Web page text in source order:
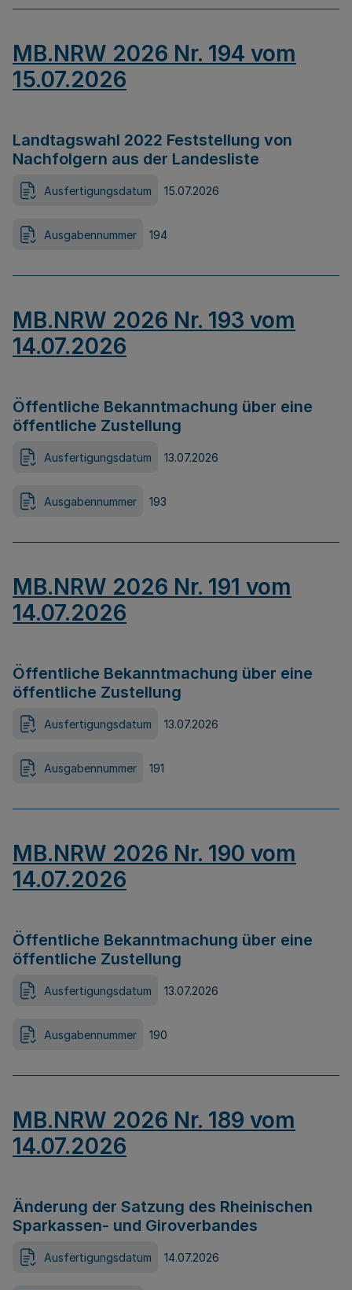
MB.NRW 2026 Nr. 194 vom
15.07.2026
Landtagswahl 2022 Feststellung von
Nachfolgern aus der Landesliste
Ausfertigungsdatum 15.07.2026
Ausgabennummer 194
MB.NRW 2026 Nr. 193 vom
14.07.2026
Öffentliche Bekanntmachung über eine
öffentliche Zustellung
Ausfertigungsdatum 13.07.2026
Ausgabennummer 193
MB.NRW 2026 Nr. 191 vom
14.07.2026
Öffentliche Bekanntmachung über eine
öffentliche Zustellung
Ausfertigungsdatum 13.07.2026
Ausgabennummer 191
MB.NRW 2026 Nr. 190 vom
14.07.2026
Öffentliche Bekanntmachung über eine
öffentliche Zustellung
Ausfertigungsdatum 13.07.2026
Ausgabennummer 190
MB.NRW 2026 Nr. 189 vom
14.07.2026
Änderung der Satzung des Rheinischen
Sparkassen- und Giroverbandes
Ausfertigungsdatum 14.07.2026